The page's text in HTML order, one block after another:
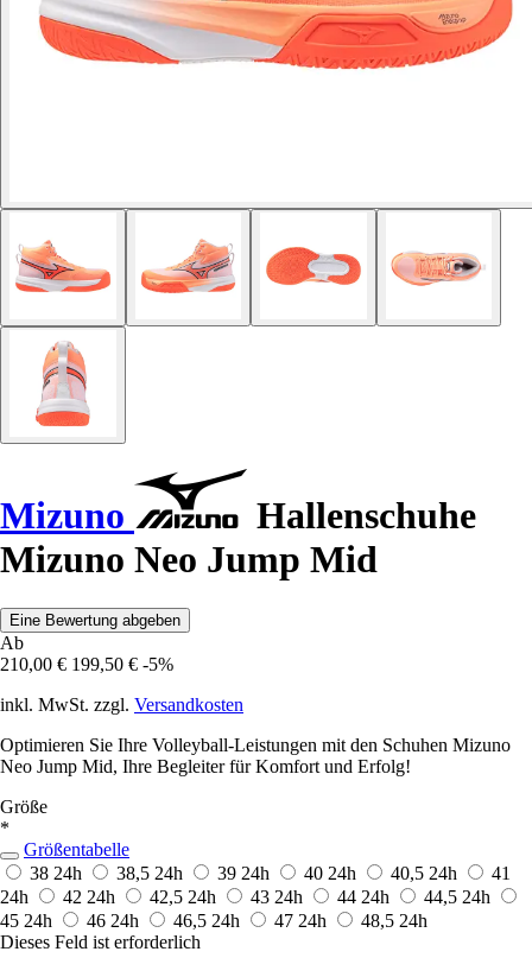
Mizuno
Hallenschuhe
Mizuno Neo Jump Mid
Eine Bewertung abgeben
Ab
210,00 € 199,50 € -5%
inkl. MwSt. zzgl. Versandkosten
Optimieren Sie Ihre Volleyball-Leistungen mit den Schuhen Mizuno
Neo Jump Mid, Ihre Begleiter für Komfort und Erfolg!
Größe
*
Größentabelle
38 24h 38,5 24h 39 24h 40 24h 40,5 24h
41
24h
42 24h 42,5 24h 43 24h 44 24h 44,5 24h
45 24h 46 24h 46,5 24h 47 24h 48,5 24h
Dieses Feld ist erforderlich